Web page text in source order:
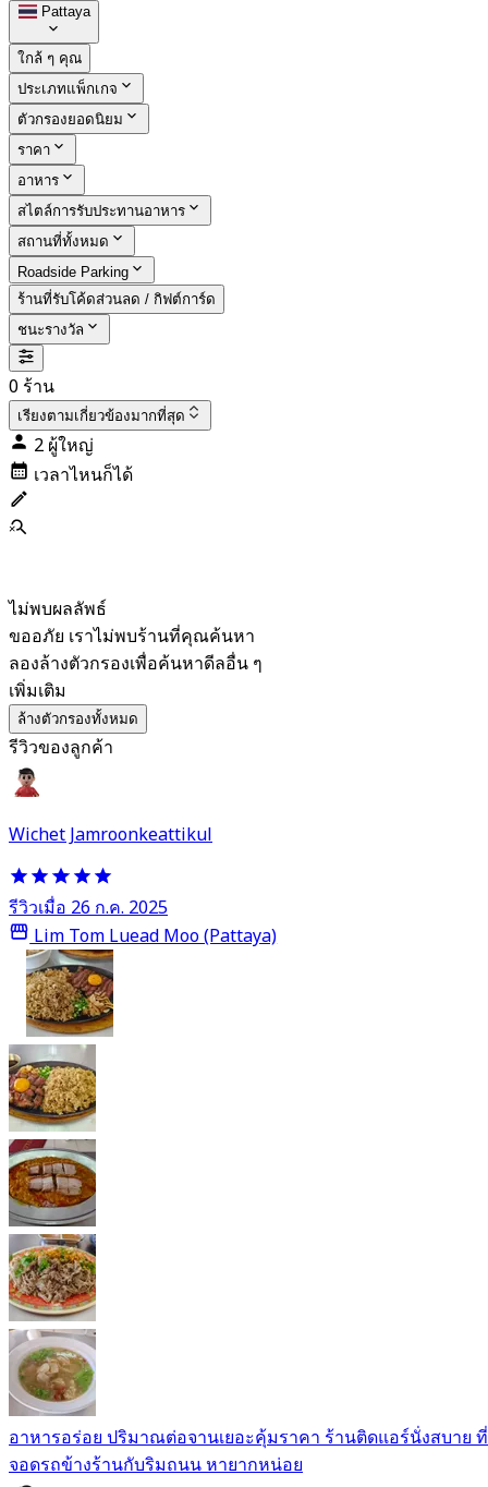
Pattaya
ใกล้ ๆ คุณ
ประเภทแพ็กเกจ
ตัวกรองยอดนิยม
ราคา
อาหาร
สไตล์การรับประทานอาหาร
สถานที่ทั้งหมด
Roadside Parking
ร้านที่รับโค้ดส่วนลด / กิฟต์การ์ด
ชนะรางวัล
0 ร้าน
เรียงตามเกี่ยวข้องมากที่สุด
2 ผู้ใหญ่
เวลาไหนก็ได้
ไม่พบผลลัพธ์
ขออภัย เราไม่พบร้านที่คุณค้นหา
ลองล้างตัวกรองเพื่อค้นหาดีลอื่น ๆ
เพิ่มเติม
ล้างตัวกรองทั้งหมด
รีวิวของลูกค้า
Wichet Jamroonkeattikul
รีวิวเมื่อ 26 ก.ค. 2025
Lim Tom Luead Moo (Pattaya)
อาหารอร่อย ปริมาณต่อจานเยอะคุ้มราคา ร้านติดแอร์นั่งสบาย ที่
จอดรถข้างร้านกับริมถนน หายากหน่อย